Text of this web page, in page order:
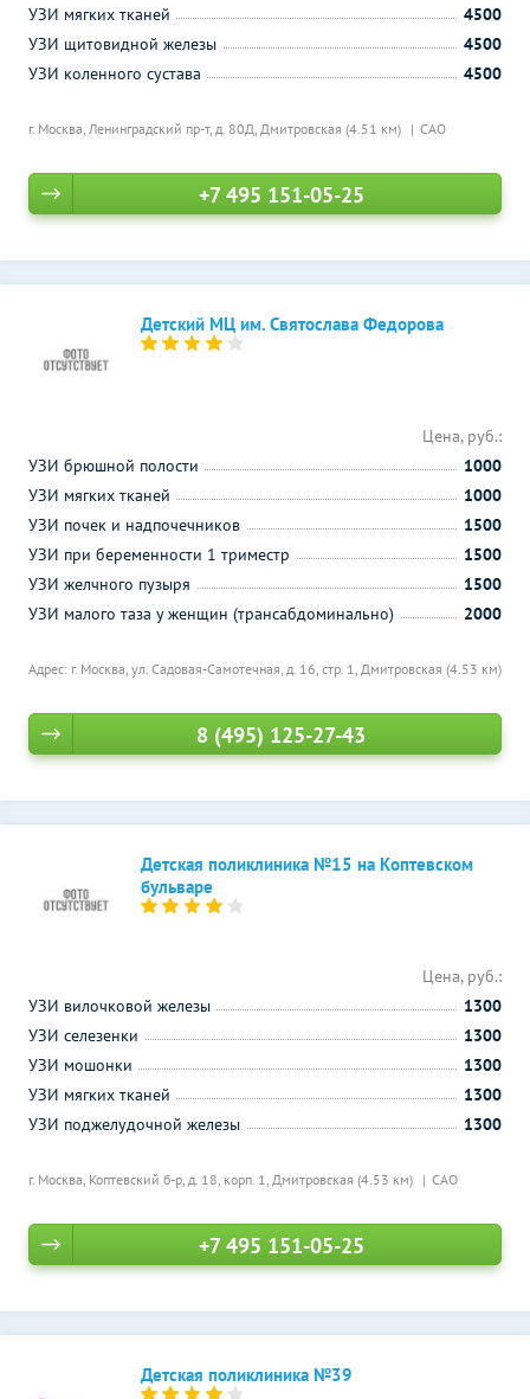
г. Москва, Ленинградский пр-т, д. 80Д, Дмитровская (4.51 км) САО
УЗИ мягких тканей
4500
УЗИ щитовидной железы
4500
УЗИ коленного сустава
4500
+7 495 151-05-25
Детский МЦ им. Святослава Федорова
Адрес: г. Москва, ул. Садовая-Самотечная, д. 16, стр. 1, Дмитровская (4.53 км)
Цена, руб.:
УЗИ брюшной полости
1000
УЗИ мягких тканей
1000
УЗИ почек и надпочечников
1500
УЗИ при беременности 1 триместр
1500
УЗИ желчного пузыря
1500
УЗИ малого таза у женщин (трансабдоминально)
2000
8 (495) 125-27-43
Детская поликлиника №15 на Коптевском
бульваре
г. Москва, Коптевский б-р, д. 18, корп. 1, Дмитровская (4.53 км) САО
Цена, руб.:
УЗИ вилочковой железы
1300
УЗИ селезенки
1300
УЗИ мошонки
1300
УЗИ мягких тканей
1300
УЗИ поджелудочной железы
1300
+7 495 151-05-25
Детская поликлиника №39